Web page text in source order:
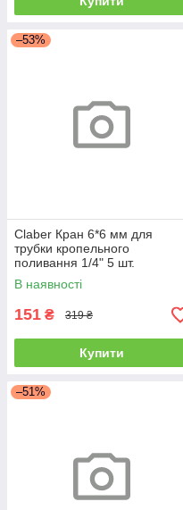
–53%
Claber Кран 6*6 мм для
трубки кропельного
поливання 1/4" 5 шт.
В наявності
151 ₴ 319 ₴
Купити
–51%